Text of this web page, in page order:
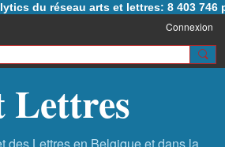
du réseau arts et lettres: 8 403 746
Connexion
Lettres